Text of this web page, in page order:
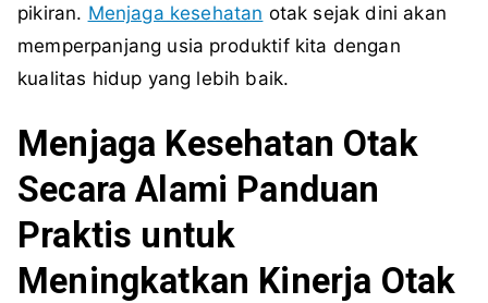
pikiran. Menjaga kesehatan otak sejak dini akan
memperpanjang usia produktif kita dengan
kualitas hidup yang lebih baik.
Menjaga Kesehatan Otak
Secara Alami Panduan
Praktis untuk
Meningkatkan Kinerja Otak